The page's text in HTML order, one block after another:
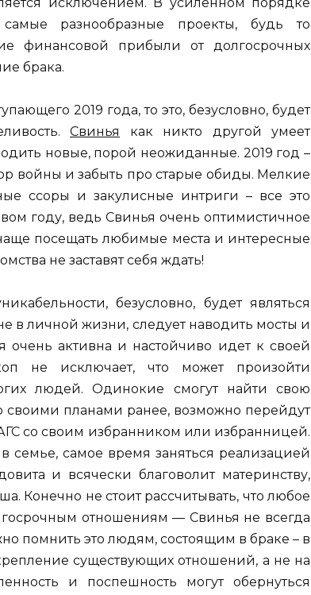
разнообразные проекты, будь то
финансовой прибыли от долгосрочных
брака.
2019 года, то это, безусловно, будет
Свинья
как никто другой умеет
новые, порой неожиданные. 2019 год –
войны и забыть про старые обиды. Мелкие
ссоры и закулисные интриги – все это
году, ведь Свинья очень оптимистичное
посещать любимые места и интересные
не заставят себя ждать!
безусловно, будет являться
в личной жизни, следует наводить мосты и
очень активна и настойчиво идет к своей
не исключает, что может произойти
людей. Одинокие смогут найти свою
планами ранее, возможно перейдут
со своим избранником или избранницей.
семье, самое время заняться реализацией
и всячески благоволит материнству,
Конечно не стоит рассчитывать, что любое
отношениям — Свинья не всегда
помнить это людям, состоящим в браке – в
существующих отношений, а не на
и поспешность могут обернуться